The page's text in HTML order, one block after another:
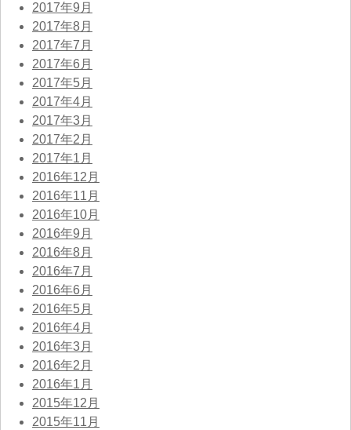
2017年9月
2017年8月
2017年7月
2017年6月
2017年5月
2017年4月
2017年3月
2017年2月
2017年1月
2016年12月
2016年11月
2016年10月
2016年9月
2016年8月
2016年7月
2016年6月
2016年5月
2016年4月
2016年3月
2016年2月
2016年1月
2015年12月
2015年11月